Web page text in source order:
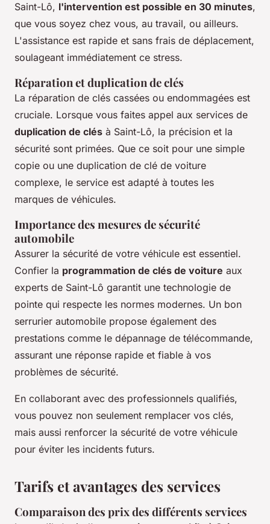
Saint-Lô, l'intervention est possible en 30 minutes,
que vous soyez chez vous, au travail, ou ailleurs.
L'assistance est rapide et sans frais de déplacement,
soulageant immédiatement ce stress.
Réparation et duplication de clés
La réparation de clés cassées ou endommagées est
cruciale. Lorsque vous faites appel aux services de
duplication de clés à Saint-Lô, la précision et la
sécurité sont primées. Que ce soit pour une simple
copie ou une duplication de clé de voiture
complexe, le service est adapté à toutes les
marques de véhicules.
Importance des mesures de sécurité
automobile
Assurer la sécurité de votre véhicule est essentiel.
Confier la programmation de clés de voiture aux
experts de Saint-Lô garantit une technologie de
pointe qui respecte les normes modernes. Un bon
serrurier automobile propose également des
prestations comme le dépannage de télécommande,
assurant une réponse rapide et fiable à vos
problèmes de sécurité.
En collaborant avec des professionnels qualifiés,
vous pouvez non seulement remplacer vos clés,
mais aussi renforcer la sécurité de votre véhicule
pour éviter les incidents futurs.
Tarifs et avantages des services
Comparaison des prix des différents services